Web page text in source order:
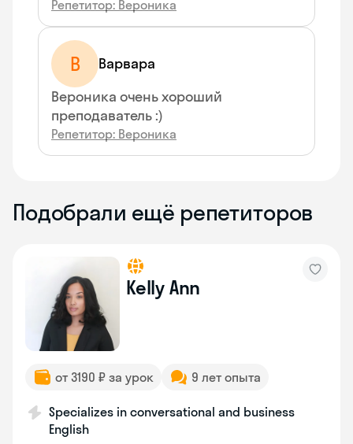
Репетитор: Вероника
В
Варвара
Вероника очень хороший
преподаватель :)
Репетитор: Вероника
Подобрали ещё репетиторов
Kelly Ann
от 3190 ₽ за урок 9 лет опыта
Specializes in conversational and business
English